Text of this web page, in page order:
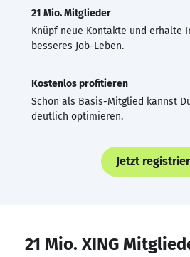
21 Mio. Mitglieder
Knüpf neue Kontakte und erhalte
besseres Job-Leben.
Kostenlos profitieren
Schon als Basis-Mitglied kannst
deutlich optimieren.
Jetzt
21 Mio. XING